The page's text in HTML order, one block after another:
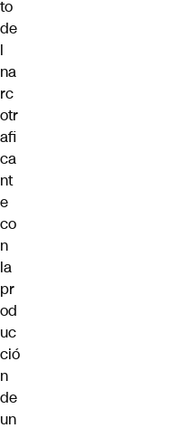
to
de
l
na
rc
otr
afi
ca
nt
e
co
n
la
pr
od
uc
ció
n
de
un